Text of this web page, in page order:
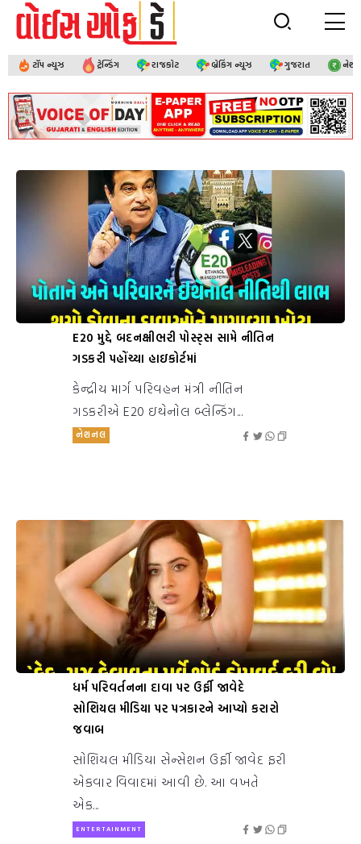
ટૉપ ન્યૂઝ ટ્રેન્ડિંગ રાજકોટ બ્રેકિંગ ન્યૂઝ ગુજરાત
E20 મુદ્દે બદનક્ષીભરી પોસ્ટ્સ સામે નીતિન
ગડકરી પહોંચ્યા હાઇકોર્ટમાં
કેન્દ્રીય માર્ગ પરિવહન મંત્રી નીતિન
ગડકરીએ E20 ઇથેનોલ બ્લેન્ડિંગ...
નેશનલ
ધર્મ પરિવર્તનના દાવા પર ઉર્ફી જાવેદે
સોશિયલ મીડિયા પર પત્રકારને આપ્યો કરારો
જવાબ
સોશિયલ મીડિયા સેન્સેશન ઉર્ફી જાવેદ ફરી
એકવાર વિવાદમાં આવી છે. આ વખતે
એક...
ENTERTAINMENT